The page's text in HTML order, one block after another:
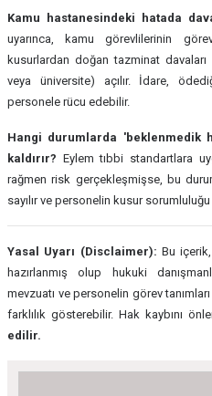
Kamu hastanesindeki hatada
uyarınca, kamu görevlilerinin
kusurlardan doğan tazminat davaları
veya üniversite) açılır. İdare,
personele rücu edebilir.
Hangi durumlarda 'beklenmedik
kaldırır? Eylem tıbbi standartlara
rağmen risk gerçekleşmişse, bu
sayılır ve personelin kusur
Yasal Uyarı (Disclaimer): Bu
hazırlanmış olup hukuki
mevzuatı ve personelin görev
farklılık gösterebilir. Hak kaybını
edilir.